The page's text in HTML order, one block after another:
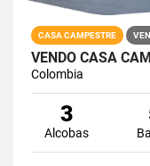
CASA CAMPESTRE
VENDO CASA
Colombia
3
Alcobas